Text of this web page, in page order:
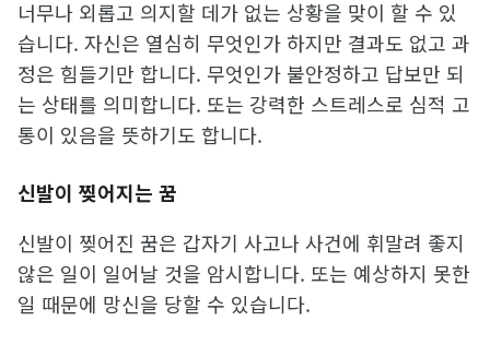
너무나 외롭고 의지할 데가 없는 상황을 맞이 할 수 있
습니다. 자신은 열심히 무엇인가 하지만 결과도 없고 과
정은 힘들기만 합니다. 무엇인가 불안정하고 답보만 되
는 상태를 의미합니다. 또는 강력한 스트레스로 심적 고
통이 있음을 뜻하기도 합니다.
신발이 찢어지는 꿈
신발이 찢어진 꿈은 갑자기 사고나 사건에 휘말려 좋지
않은 일이 일어날 것을 암시합니다. 또는 예상하지 못한
일 때문에 망신을 당할 수 있습니다.